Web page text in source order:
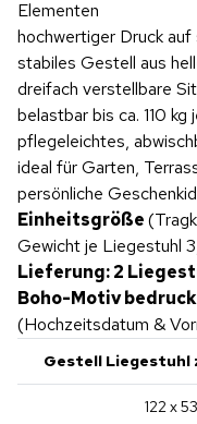
Elementen
hochwertiger Druck
stabiles Gestell aus
dreifach verstellbare
belastbar bis ca. 110 kg
pflegeleichtes,
ideal für Garten,
persönliche
Einheitsgröße
Gewicht je Liegestuhl
Lieferung: 2
Boho-Motiv b
(Hochzeitsdatum &
Gestell Liegestuhl
122 x